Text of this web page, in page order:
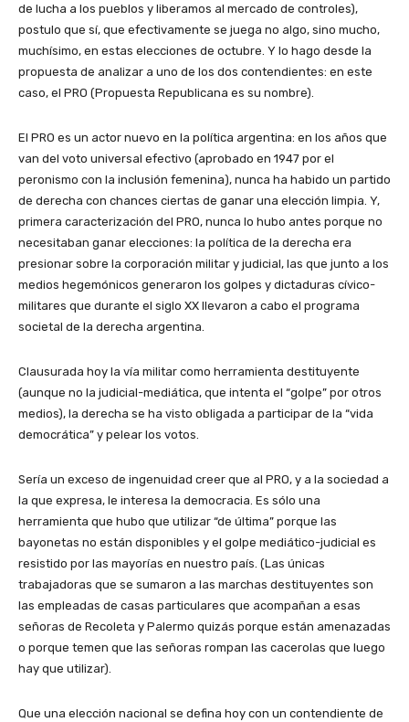
de lucha a los pueblos y liberamos al mercado de controles),
postulo que sí, que efectivamente se juega no algo, sino mucho,
muchísimo, en estas elecciones de octubre. Y lo hago desde la
propuesta de analizar a uno de los dos contendientes: en este
caso, el PRO (Propuesta Republicana es su nombre).
El PRO es un actor nuevo en la política argentina: en los años que
van del voto universal efectivo (aprobado en 1947 por el
peronismo con la inclusión femenina), nunca ha habido un partido
de derecha con chances ciertas de ganar una elección limpia. Y,
primera caracterización del PRO, nunca lo hubo antes porque no
necesitaban ganar elecciones: la política de la derecha era
presionar sobre la corporación militar y judicial, las que junto a los
medios hegemónicos generaron los golpes y dictaduras cívico-
militares que durante el siglo XX llevaron a cabo el programa
societal de la derecha argentina.
Clausurada hoy la vía militar como herramienta destituyente
(aunque no la judicial-mediática, que intenta el “golpe” por otros
medios), la derecha se ha visto obligada a participar de la “vida
democrática” y pelear los votos.
Sería un exceso de ingenuidad creer que al PRO, y a la sociedad a
la que expresa, le interesa la democracia. Es sólo una
herramienta que hubo que utilizar “de última” porque las
bayonetas no están disponibles y el golpe mediático-judicial es
resistido por las mayorías en nuestro país. (Las únicas
trabajadoras que se sumaron a las marchas destituyentes son
las empleadas de casas particulares que acompañan a esas
señoras de Recoleta y Palermo quizás porque están amenazadas
o porque temen que las señoras rompan las cacerolas que luego
hay que utilizar).
Que una elección nacional se defina hoy con un contendiente de